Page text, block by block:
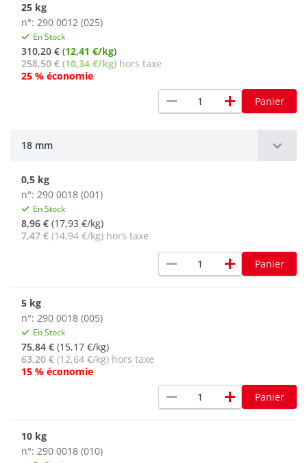
25 kg
n°: 290 0012 (025)
En Stock
310,20 € (12,41 €/kg)
258,50 € (10,34 €/kg) hors taxe
25 % économie
remove add Panier
18 mm
0,5 kg
n°: 290 0018 (001)
En Stock
8,96 € (17,93 €/kg)
7,47 € (14,94 €/kg) hors taxe
remove add Panier
5 kg
n°: 290 0018 (005)
En Stock
75,84 € (15,17 €/kg)
63,20 € (12,64 €/kg) hors taxe
15 % économie
remove add Panier
10 kg
n°: 290 0018 (010)